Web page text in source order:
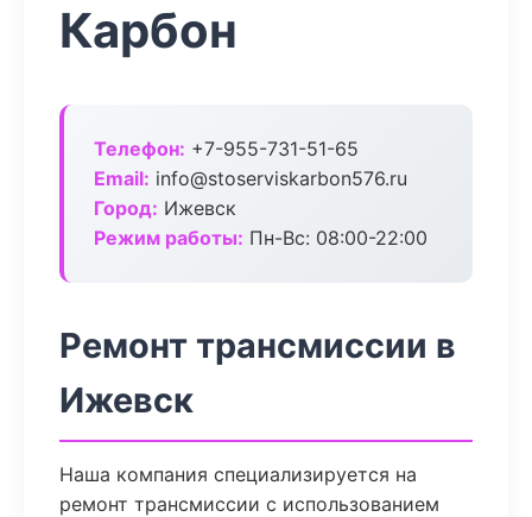
Карбон
Телефон: +7-955-731-51-65
Email: info@stoserviskarbon576.ru
Город: Ижевск
Режим работы: Пн-Вс: 08:00-22:00
Ремонт трансмиссии в
Ижевск
Наша компания специализируется на
ремонт трансмиссии с использованием